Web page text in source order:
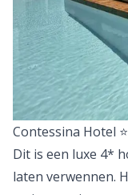
Contessina Hotel
Dit is een luxe 4*
laten verwennen.